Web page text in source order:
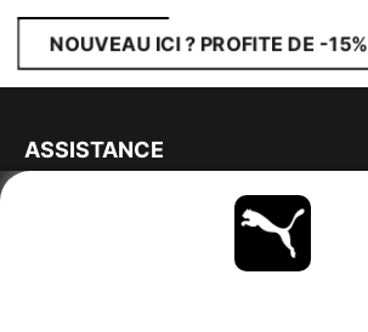
NOUVEAU ICI ? PROFITE DE -15%
ASSISTANCE